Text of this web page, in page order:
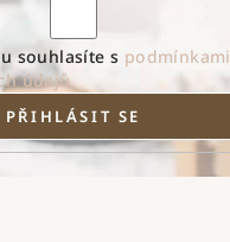
souhlasíte s podmínkami
údajů
PŘIHLÁSIT SE